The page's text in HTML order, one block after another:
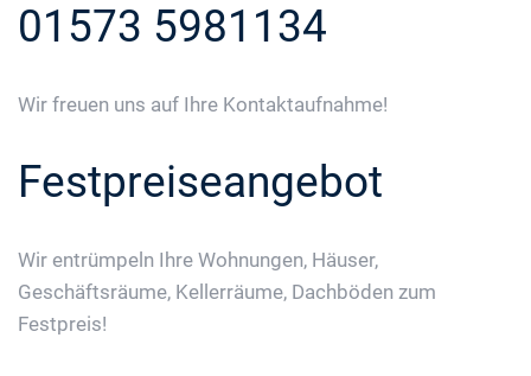
01573 5981134
Wir freuen uns auf Ihre Kontaktaufnahme!
Festpreiseangebot
Wir entrümpeln Ihre Wohnungen, Häuser,
Geschäftsräume, Kellerräume, Dachböden zum
Festpreis!